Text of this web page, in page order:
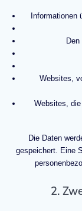
Informationen
Websites,
Websites,
Die Daten
gespeichert. Eine
2.